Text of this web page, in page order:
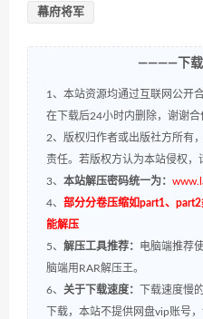
幕府将军
————下
1、本站资源均通过互联网公开
在下载后24小时内删除，谢谢合
2、版权归作者或出版社方所有
责任。若版权方认为本站侵权，
3、 本站解压密码统一为：
4、 部分分卷压缩如part1、
能解压
5、 解压工具推荐： 电脑端推荐
脑端用RAR解压王。
6、 关于下载速度：
下载速度慢
下载，本站不提供网盘vip账号，